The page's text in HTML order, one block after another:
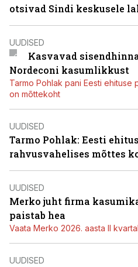
otsivad Sindi keskusele
UUDISED
Kasvavad
Nordeconi kasumlikkust
Tarmo Pohlak pani Eesti
on mõttekoht
UUDISED
Tarmo Pohlak: Eesti
rahvusvahelises mõttes
UUDISED
Merko juht firma
paistab hea
Vaata Merko 2026. aasta II
UUDISED